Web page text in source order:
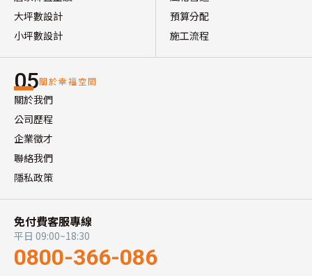
大坪數設計
小坪數設計
預算分配
施工流程
05關於幸福空間
關於我們
公司歷程
企業徵才
聯絡我們
隱私政策
免付費客服專線
平日 09:00~18:30
0800-366-086